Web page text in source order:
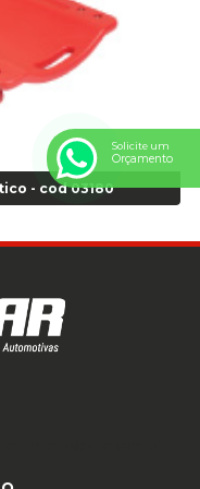
03749
- Cod 00166
Aro 24,5 - Cod 02935
01771
- cod 03180
Solicite um
Orçamento